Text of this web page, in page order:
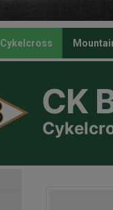
Cykelcross
CK